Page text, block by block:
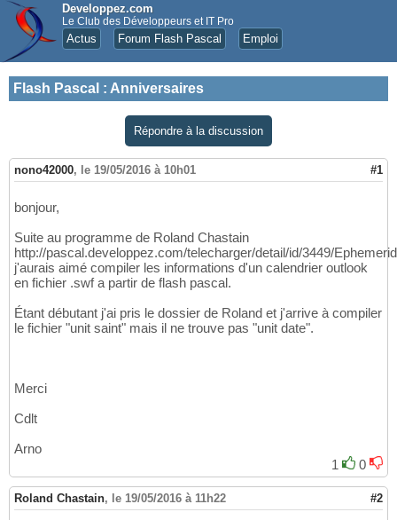
Developpez.com
Le Club des Développeurs et IT Pro
Actus Forum Flash Pascal Emploi
Flash Pascal : Anniversaires
Répondre à la discussion
nono42000, le 19/05/2016 à 10h01 #1
bonjour,
Suite au programme de Roland Chastain
http://pascal.developpez.com/telecharger/detail/id/3449/
j'aurais aimé compiler les informations d'un calendrier outlook
en fichier .swf a partir de flash pascal.
Étant débutant j'ai pris le dossier de Roland et j'arrive à compiler
le fichier "unit saint" mais il ne trouve pas "unit date".
Merci
Cdlt
Arno
1
0
Roland Chastain, le 19/05/2016 à 11h22 #2